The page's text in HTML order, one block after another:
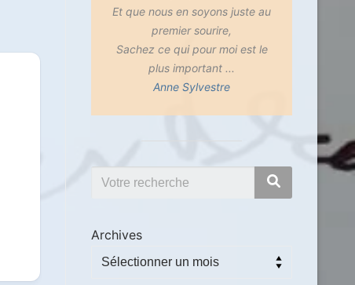
Et que nous en soyons juste au
premier sourire,
Sachez ce qui pour moi est le
plus important ...
Anne Sylvestre
Archives